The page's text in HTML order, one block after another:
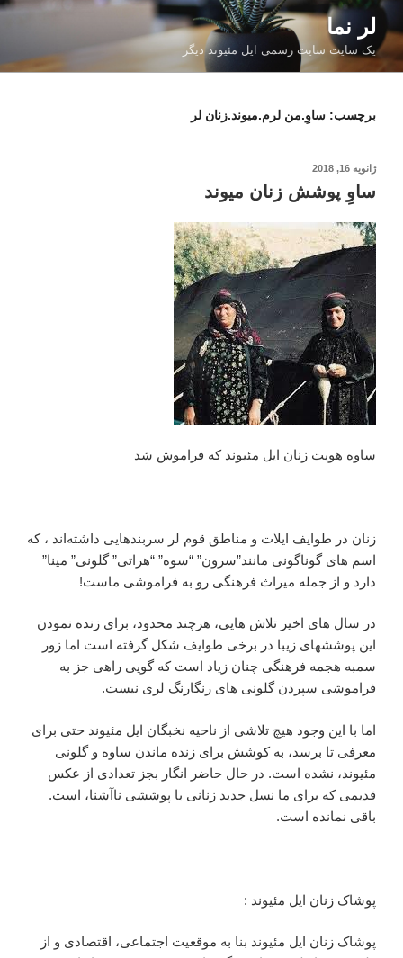
رفتن
به
محتوا
لر نما
یک سایت سایت رسمی ایل مئیوند دیگر
برچسب: ساوِ.من لرم.میوند.زنان لر
نوشته‌شده
ژانویه 16, 2018
ساوِ پوشش زنان میوند
ساوه هویت زنان ایل مئیوند که فراموش شد
زنان در طوایف ایلات و مناطق قوم لر سربندهایی داشته‌اند ، که
اسم های گوناگونی مانند”سرون” “سوه” “هراتی” گلونی” مینا”
دارد و از جمله میراث فرهنگی رو به فراموشی ماست!
در سال های اخیر تلاش هایی، هرچند محدود، برای زنده نمودن
این پوششهای زیبا در برخی طوایف شکل گرفته است اما زور
سمبه هجمه فرهنگی چنان زیاد است که گویی راهی جز به
فراموشی سپردن گلونی های رنگارنگ لری نیست.
اما با این وجود هیچ تلاشی از ناحیه نخبگان ایل مئیوند حتی برای
معرفی تا برسد، به کوشش برای زنده ماندن ساوه و گلونی
مئیوند، نشده است. در حال حاضر انگار بجز تعدادی از عکس
قدیمی که برای ما نسل جدید زنانی با پوششی ناآشنا، است.
باقی نمانده است.
پوشاک زنان ایل مئیوند :
پوشاک زنان ایل مئیوند بنا به موقعیت اجتماعی، اقتصادی و از